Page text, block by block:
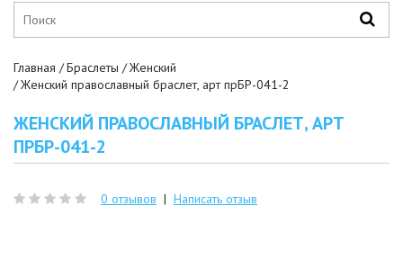
Главная Браслеты
Женский
Женский православный браслет, арт прБР-041-2
ЖЕНСКИЙ ПРАВОСЛАВНЫЙ БРАСЛЕТ, АРТ
ПРБР-041-2
0 отзывов | Написать отзыв